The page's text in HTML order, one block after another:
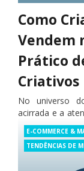
Como
Vendem
Prático
Criativos
No universo
acirrada e a
capacidade de
divisor de…
PORDROPIFY
Posted
on
ulho, 2026
Categories
E-COMMERCE &
TENDÊNCIAS DE